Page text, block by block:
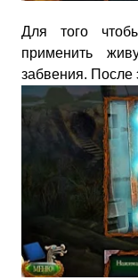
Для того
применить
забвения. После